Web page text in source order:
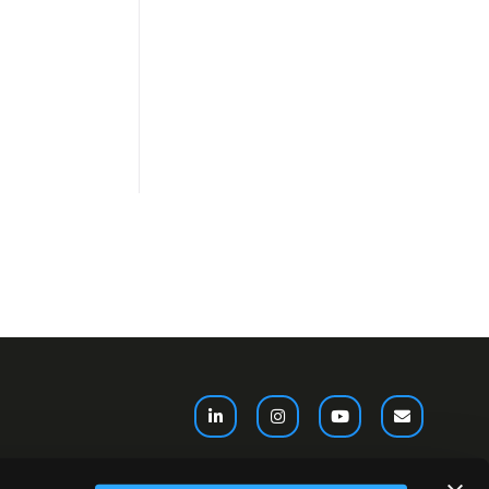
Akeron France